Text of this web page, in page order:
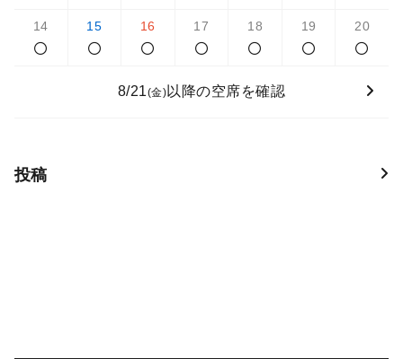
14 15 16 17 18 19 20
8/21(金) 以降の空席を確認
投稿